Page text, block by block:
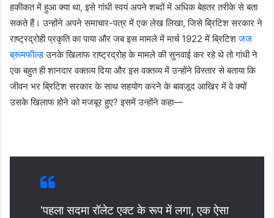
हकीकत में हुआ क्या था, इसे गांधी स्वयं अपने शब्दों में अधिक बेहतर तरीके से बता
सकते हैं। उन्होंने अपने समाचार-पत्र में एक लेख लिखा, जिसे ब्रिटिश सरकार ने
राष्ट्रद्रोही प्रकृति का पाया और जब इस मामले में मार्च 1922 में ब्रिटिशजज
ब्रूमफील्डउनके खिलाफ राष्ट्रद्रोह के मामले की सुनवाई कर रहे थे तो गांधी ने
एक बहुत ही शानदार वक्तव्य दिया और इस वक्तव्य में उन्होंने विस्तार से बताया कि
जीवन भर ब्रिटिश सरकार के साथ सहयोग करने के बावजूद आखिर में वे क्यों
उसके खिलाफ होने को मजबूर हुए? इसमें उन्होंने कहा—
‘पहला सदमा रॉलेट एक्ट के रूप में लगा, एक ऐसा